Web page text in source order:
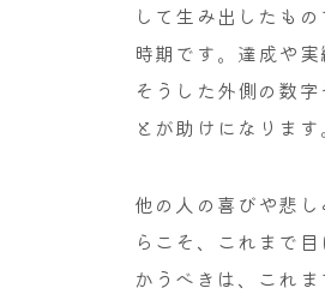
して生み出したも
時期です。達成や
そうした外側の数
とが助けになります。
他の人の喜びや悲
らこそ、これまで
かうべきは、これ